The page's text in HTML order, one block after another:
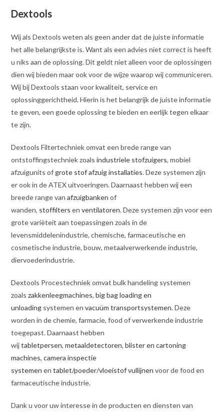
Dextools
Wij als Dextools weten als geen ander dat de juiste informatie
het alle belangrijkste is. Want als een advies niet correct is heeft
u niks aan de oplossing. Dit geldt niet alleen voor de oplossingen
dien wij bieden maar ook voor de wijze waarop wij communiceren.
Wij bij Dextools staan voor kwaliteit, service en
oplossinggerichtheid.Hierin is het belangrijk de juiste informatie
te geven, een goede oplossing te bieden en eerlijk tegen elkaar
te zijn.
Dextools Filtertechniek omvat een brede range van
ontstoffingstechniek zoalsindustriele stofzuigers, mobiel
afzuigunits of grote stof afzuig installaties. Deze systemen zijn
er ook in de ATEX uitvoeringen. Daarnaast hebben wij een
breede range vanafzuigbanken of
wanden, stoffilters enventilatoren. Deze systemen zijn voor een
grote variëteit aan toepassingen zoals in de
levensmiddelenindustrie, chemische, farmaceutische en
cosmetische industrie, bouw, metaalverwerkende industrie,
diervoederindustrie.
Dextools Procestechniek omvat bulk handeling systemen
zoalszakkenleegmachines,big bag loading en
unloading systemen en vacuüm transportsystemen. Deze
worden in de chemie, farmacie, food of verwerkende industrie
toegepast. Daarnaast hebben
wijtabletpersen,metaaldetectoren,blister en cartoning
machines, camera inspectie
systemen entablet/poeder/vloeistof vullijnen voor de food en
farmaceutische industrie.
Dank u voor uw interesse in de producten en diensten van